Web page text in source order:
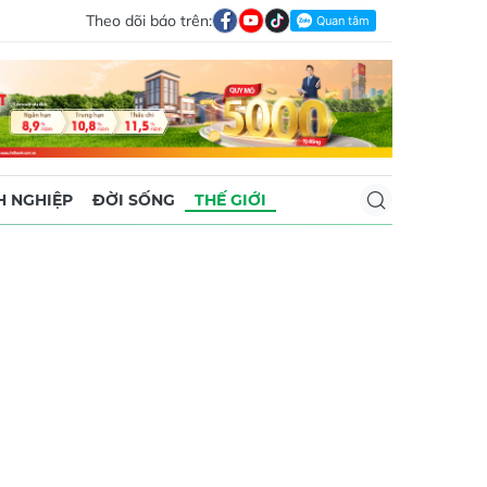
Theo dõi báo trên:
NGHIỆP ĐỜI SỐNG THẾ GIỚI